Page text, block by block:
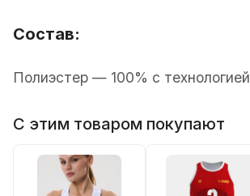
Состав:
Полиэстер — 100% с технологией
С этим товаром покупают